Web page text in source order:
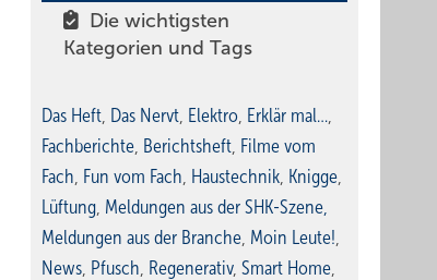
Die wichtigsten
Kategorien und Tags
Das Heft, Das Nervt, Elektro, Erklär mal…,
Fachberichte, Berichtsheft, Filme vom
Fach, Fun vom Fach, Haustechnik, Knigge,
Lüftung, Meldungen aus der SHK-Szene,
Meldungen aus der Branche, Moin Leute!,
News, Pfusch, Regenerativ, Smart Home,